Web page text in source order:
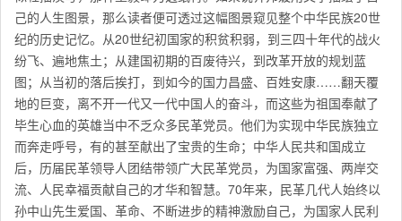
己的人生图景，那么读者便可透过这幅图景窥见整个中华民族20世
纪的历史记忆。从20世纪初国家的积贫积弱，到三四十年代的战火
纷飞、遍地焦土；从建国初期的百废待兴，到改革开放的规划蓝
图；从当初的落后挨打，到如今的国力昌盛、百姓安康……翻天覆
地的巨变，离不开一代又一代中国人的奋斗，而这些为祖国奉献了
毕生心血的英雄当中不乏众多民革党员。他们为实现中华民族独立
而奔走呼号，有的甚至献出了宝贵的生命；中华人民共和国成立
后，历届民革领导人团结带领广大民革党员，为国家富强、两岸交
流、人民幸福贡献自己的才华和智慧。70年来，民革几代人始终以
孙中山先生爱国、革命、不断进步的精神激励自己，为国家人民利